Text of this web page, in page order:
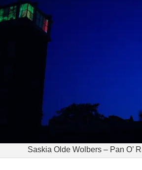
Saskia Olde Wolbers – Pan O’